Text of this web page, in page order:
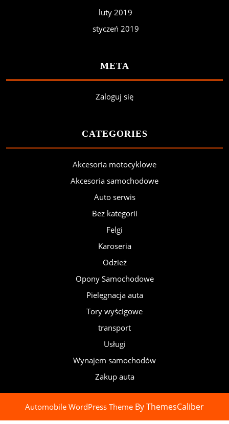
luty 2019
styczeń 2019
META
Zaloguj się
CATEGORIES
Akcesoria motocyklowe
Akcesoria samochodowe
Auto serwis
Bez kategorii
Felgi
Karoseria
Odzież
Opony Samochodowe
Pielęgnacja auta
Tory wyścigowe
transport
Usługi
Wynajem samochodów
Zakup auta
Automobile WordPress Theme By ThemesCaliber
Scroll